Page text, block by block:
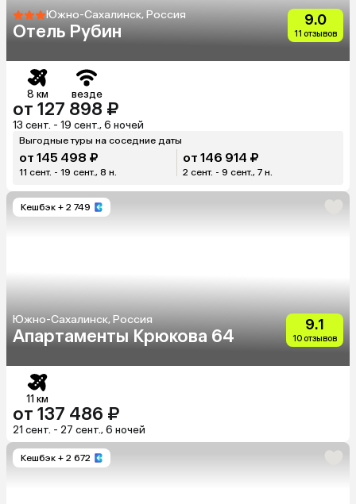
Южно-Сахалинск, Россия
Отель Рубин
9.0
11 отзывов
8 км везде
от 127 898 ₽
13 сент. - 19 сент., 6 ночей
Выгодные туры на соседние даты
от 145 498 ₽
11 сент. - 19 сент., 8 н.
от 146 914 ₽
2 сент. - 9 сент., 7 н.
Кешбэк + 2 749
Южно-Сахалинск, Россия
Апартаменты Крюкова 64
9.1
10 отзывов
11 км
от 137 486 ₽
21 сент. - 27 сент., 6 ночей
Кешбэк + 2 672